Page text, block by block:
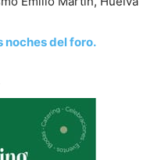
noches del foro.